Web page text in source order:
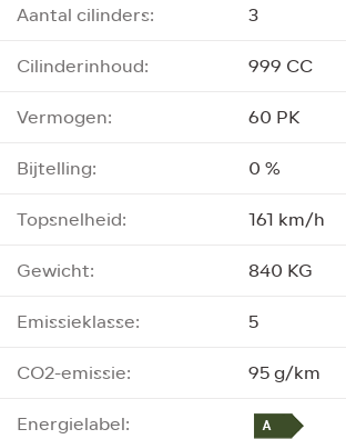
Aantal cilinders:
3
Cilinderinhoud:
999 CC
Vermogen:
60 PK
Bijtelling:
0 %
Topsnelheid:
161 km/h
Gewicht:
840 KG
Emissieklasse:
5
CO2-emissie:
95 g/km
Energielabel: